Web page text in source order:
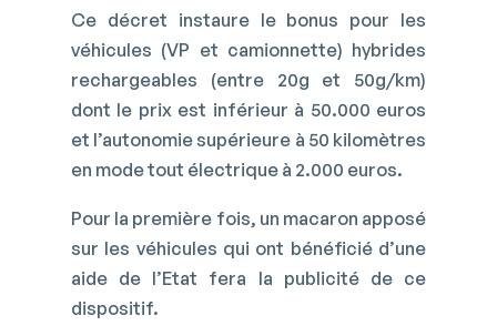
Ce décret instaure le bonus pour les
véhicules (VP et camionnette) hybrides
rechargeables (entre 20g et 50g/km)
dont le prix est inférieur à 50.000 euros
et l’autonomie supérieure à 50 kilomètres
en mode tout électrique à 2.000 euros.
Pour la première fois, un macaron apposé
sur les véhicules qui ont bénéficié d’une
aide de l’Etat fera la publicité de ce
dispositif.